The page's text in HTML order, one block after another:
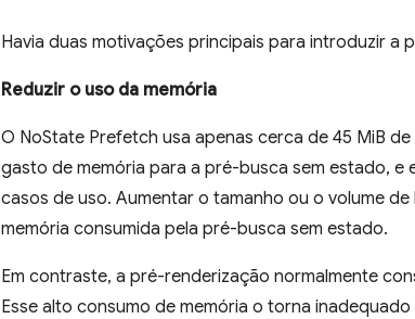
Havia duas motivações principais para introduzir a
Reduzir o uso da memória
O NoState Prefetch usa apenas cerca de 45 MiB
gasto de memória para a pré-busca sem estado,
casos de uso. Aumentar o tamanho ou o volume
memória consumida pela pré-busca sem estado.
Em contraste, a pré-renderização normalmente
Esse alto consumo de memória o torna